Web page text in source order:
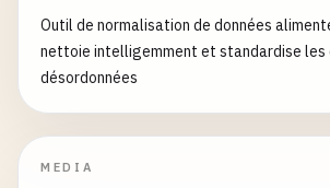
Outil de normalisation de données
nettoie intelligemment et standardise les
désordonnées
MEDIA